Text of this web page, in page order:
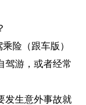
险（跟车版）
驾游，或者经常
发生意外事故就